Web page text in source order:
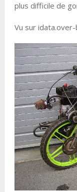
plus difficile de
Vu sur